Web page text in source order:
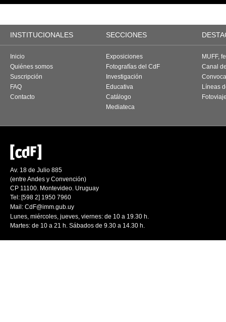
INSTITUCIONALES SECCIONES
Inicio
Quiénes somos
Suscripción
FAQ
Contacto
Exposiciones
Fotografías del CdF
Investigación
Educativa
Catálogo
Mediateca
MUFF,
Canal
Líneas
Av. 18 de Julio 885
(entre Andes y Convención)
CP 11100. Montevideo. Uruguay
Tel: [598 2] 1950 7960
Mail: CdF@imm.gub.uy
Lunes, miércoles, jueves, viernes: de 10 a 19.30 h.
Martes: de 10 a 21 h. Sábados de 9.30 a 14.30 h.